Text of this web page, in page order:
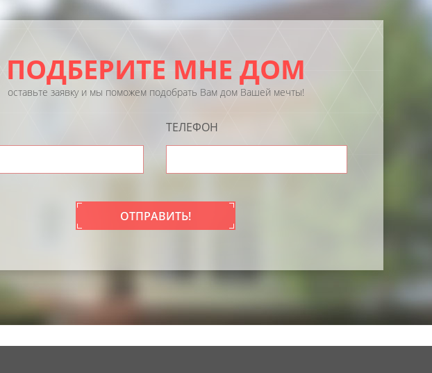
ПОДБЕРИТЕ МНЕ ДОМ
оставьте заявку и мы поможем подобрать Вам дом Вашей мечты!
ТЕЛЕФОН
ОТПРАВИТЬ!